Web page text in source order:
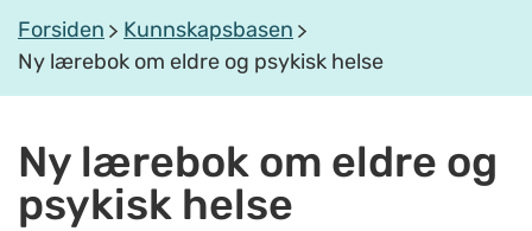
Forsiden
Kunnskapsbasen
Ny lærebok om eldre og psykisk helse
Ny lærebok om eldre og
psykisk helse